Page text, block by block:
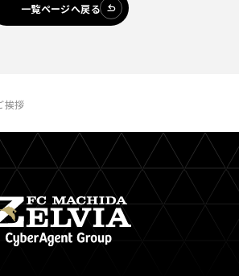
一覧ページへ戻る
挨拶